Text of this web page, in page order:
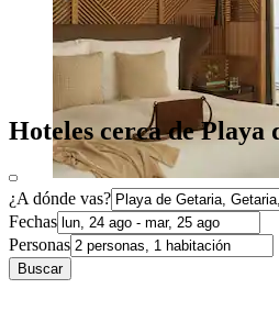
Hoteles cerca de Playa
¿A dónde vas?
Fechas
Personas
Buscar